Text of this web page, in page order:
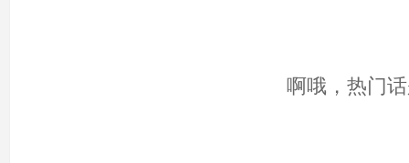
啊哦，热门